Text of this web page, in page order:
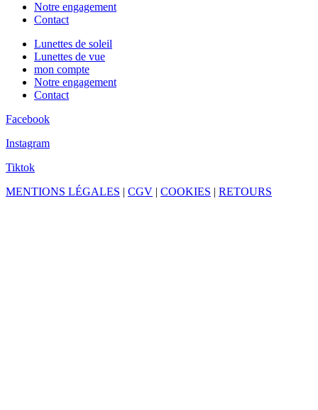
Notre engagement
Contact
Lunettes de soleil
Lunettes de vue
mon compte
Notre engagement
Contact
Facebook
Instagram
Tiktok
MENTIONS LÉGALES | CGV | COOKIES | RETOURS